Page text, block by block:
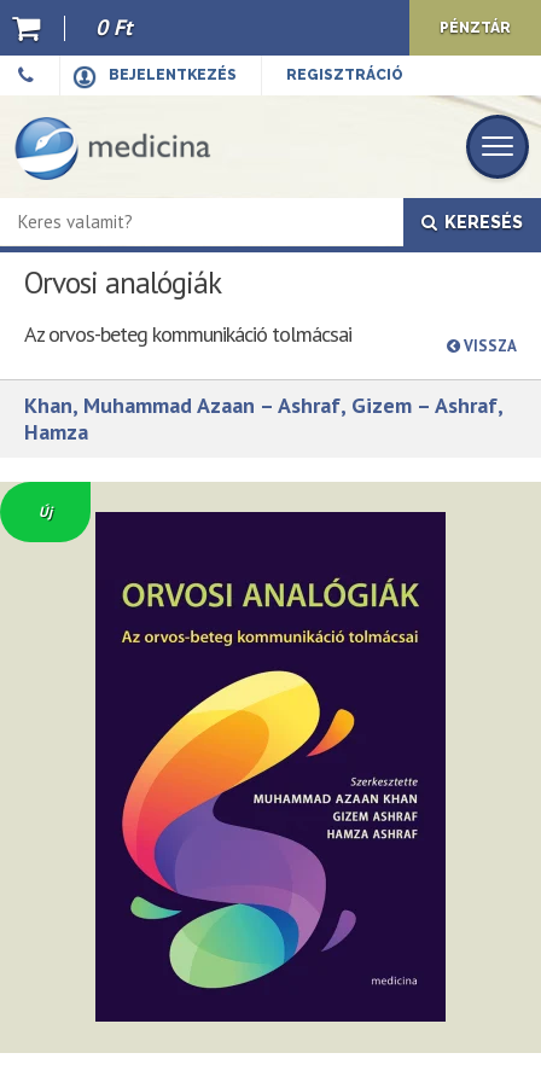
BEJELENTKEZÉS REGISZTRÁCIÓ
0 Ft PÉNZTÁR
KERESÉS
Orvosi analógiák
Az orvos-beteg kommunikáció tolmácsai
Khan, Muhammad Azaan – Ashraf, Gizem – Ashraf,
Hamza
VISSZA
Új
Ajánló
Kiadványaink
E-book
Újdonságok
Akciók
Előkészületben
Hírek
Top 10